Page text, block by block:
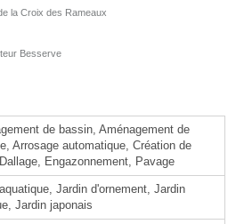
la Croix des Rameaux
Besserve
de bassin, Aménagement de
Arrosage automatique, Création de
Engazonnement, Pavage
Jardin d'ornement, Jardin
Jardin japonais